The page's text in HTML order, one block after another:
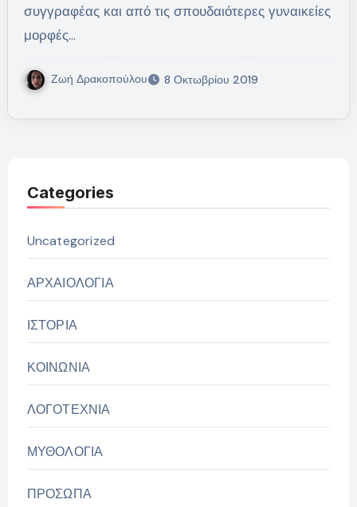
συγγραφέας και από τις σπουδαιότερες γυναικείες
μορφές…
Ζωή Δρακοπούλου 8 Οκτωβρίου 2019
Categories
Uncategorized
ΑΡΧΑΙΟΛΟΓΙΑ
ΙΣΤΟΡΙΑ
ΚΟΙΝΩΝΙΑ
ΛΟΓΟΤΕΧΝΙΑ
ΜΥΘΟΛΟΓΙΑ
ΠΡΟΣΩΠΑ